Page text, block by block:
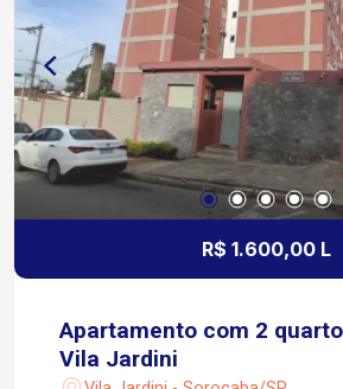
serviços, transporte público e
pessoas A distribuição dos ambientes permite
adaptar o espaço para
negócio, oferecendo
versatilidade para o dia a dia da
R$ 1.600,00 L
Apartamento com 2
Vila Jardini